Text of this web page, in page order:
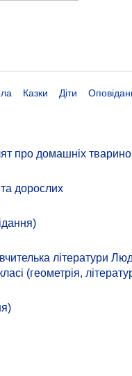
Казки Діти
про домашніх
дорослих
вчителька літератури
(геометрія,